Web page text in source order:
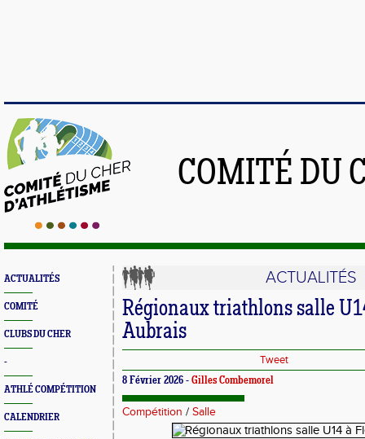
COMITÉ DU
ACTUALITÉS
COMITÉ
CLUBS DU CHER
-
ATHLÉ COMPÉTITION
CALENDRIER
ACTUALITÉS
Régionaux triathlons salle
Aubrais
Tweet
8 Février 2026 - Gilles Combemorel
Compétition / Salle